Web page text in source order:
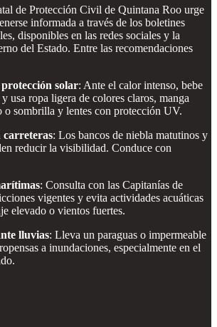
de Protección Civil de Quintana Roo urge
informada a través de los boletines
disponibles en las redes sociales y la
del Estado. Entre las recomendaciones
solar: Ante el calor intenso, bebe
usa ropa ligera de colores claros, manga
o sombrilla y lentes con protección UV.
carreteras: Los bancos de niebla matutinos y
reducir la visibilidad. Conduce con
: Consulta con las Capitanías de
vigentes y evita actividades acuáticas
elevado o vientos fuertes.
lluvias: Lleva un paraguas o impermeable
a inundaciones, especialmente en el